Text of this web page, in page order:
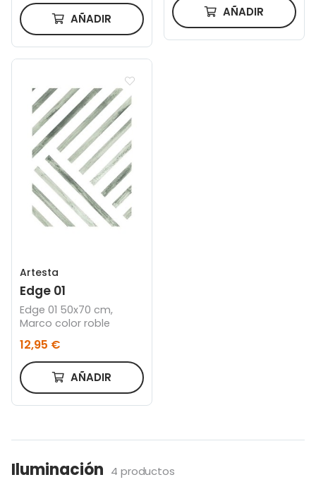
AÑADIR AÑADIR
Artesta
Edge 01
Edge 01 50x70 cm,
Marco color roble
12,95 €
AÑADIR
Iluminación 4 productos